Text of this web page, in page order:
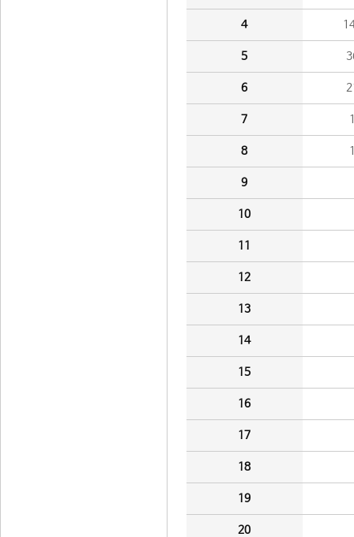
4
5
6
7
8
9
10
11
12
13
14
15
16
17
18
19
20